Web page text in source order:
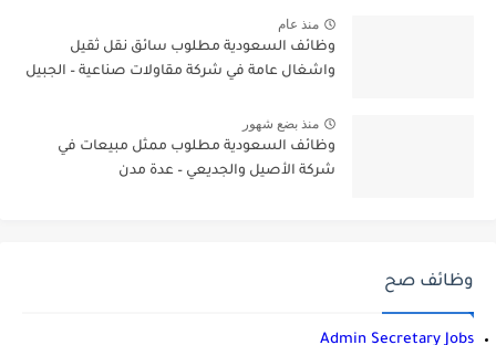
منذ عام
وظائف السعودية مطلوب سائق نقل ثقيل
واشغال عامة في شركة مقاولات صناعية – الجبيل
منذ بضع شهور
وظائف السعودية مطلوب ممثل مبيعات في
شركة الأصيل والجديعي – عدة مدن
وظائف صح
Admin Secretary Jobs